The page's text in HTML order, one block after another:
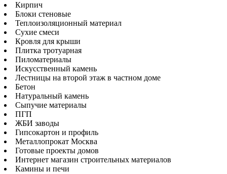
Кирпич
Блоки стеновые
Теплоизоляционный материал
Сухие смеси
Кровля для крыши
Плитка тротуарная
Пиломатериалы
Искусственный камень
Лестницы на второй этаж в частном доме
Бетон
Натуральный камень
Сыпучие материалы
ПГП
ЖБИ заводы
Гипсокартон и профиль
Металлопрокат Москва
Готовые проекты домов
Интернет магазин строительных материалов
Камины и печи